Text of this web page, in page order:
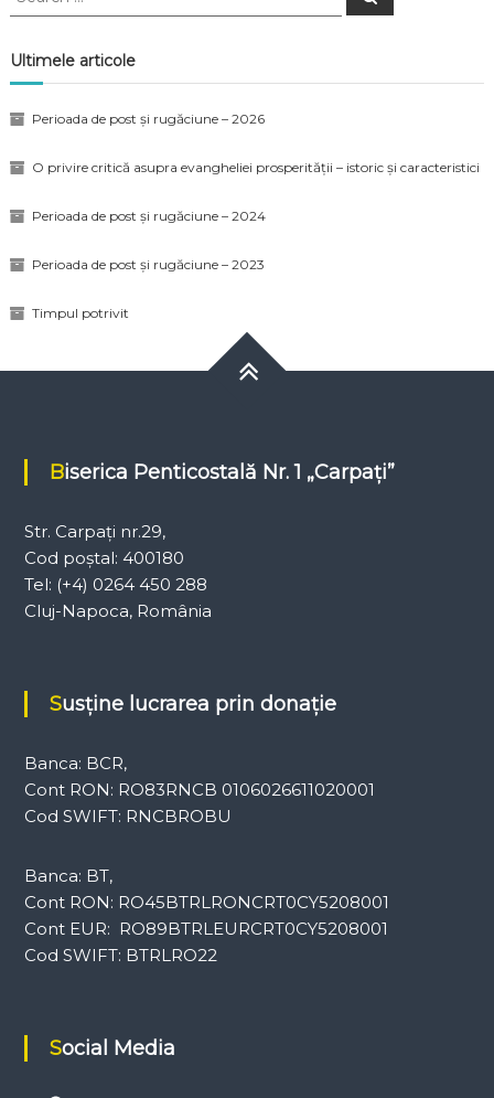
Ultimele articole
Perioada de post și rugăciune – 2026
O privire critică asupra evangheliei prosperității – istoric și caracteristici
Perioada de post și rugăciune – 2024
Perioada de post și rugăciune – 2023
Timpul potrivit
Biserica Penticostală Nr. 1 „Carpați”
Str. Carpați nr.29,
Cod poștal: 400180
Tel: (+4) 0264 450 288
Cluj-Napoca, România
Susține lucrarea prin donație
Banca: BCR,
Cont RON: RO83RNCB 0106026611020001
Cod SWIFT: RNCBROBU
Banca: BT,
Cont RON: RO45BTRLRONCRT0CY5208001
Cont EUR: RO89BTRLEURCRT0CY5208001
Cod SWIFT: BTRLRO22
Social Media